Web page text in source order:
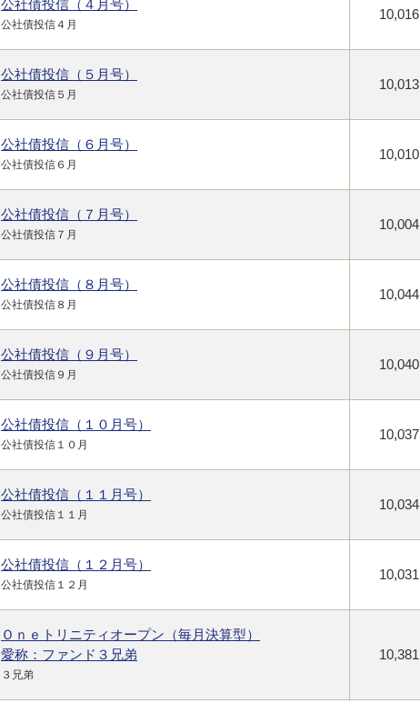
公社債投信（４月号）
公社債投信４月
10,016
公社債投信（５月号）
公社債投信５月
10,013
公社債投信（６月号）
公社債投信６月
10,010
公社債投信（７月号）
公社債投信７月
10,004
公社債投信（８月号）
公社債投信８月
10,044
公社債投信（９月号）
公社債投信９月
10,040
公社債投信（１０月号）
公社債投信１０月
10,037
公社債投信（１１月号）
公社債投信１１月
10,034
公社債投信（１２月号）
公社債投信１２月
10,031
Ｏｎｅトリニティオープン（毎月決算型）
愛称：ファンド３兄弟
３兄弟
10,381